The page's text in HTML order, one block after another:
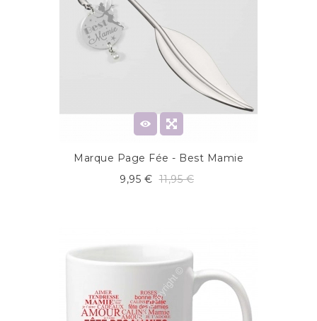
Marque Page Fée - Best Mamie
9,95 € 11,95 €